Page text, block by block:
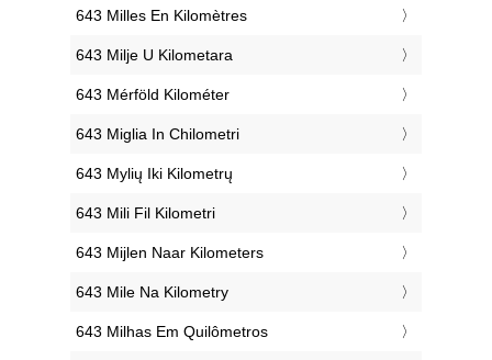
‎643 Milles En Kilomètres
‎643 Milje U Kilometara
‎643 Mérföld Kilométer
‎643 Miglia In Chilometri
‎643 Mylių Iki Kilometrų
‎643 Mili Fil Kilometri
‎643 Mijlen Naar Kilometers
‎643 Mile Na Kilometry
‎643 Milhas Em Quilômetros